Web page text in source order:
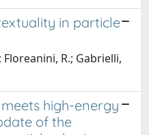
in particle
R.; Gabrielli,
high-energy
of the